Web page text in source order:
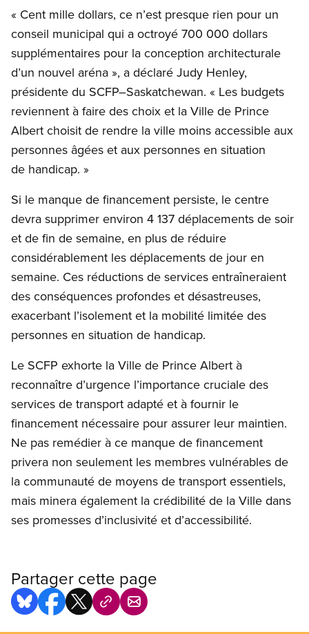
« Cent mille dollars, ce n’est presque rien pour un
conseil municipal qui a octroyé 700 000 dollars
supplémentaires pour la conception architecturale
d’un nouvel aréna », a déclaré Judy Henley,
présidente du SCFP–Saskatchewan. « Les budgets
reviennent à faire des choix et la Ville de Prince
Albert choisit de rendre la ville moins accessible aux
personnes âgées et aux personnes en situation
de handicap. »
Si le manque de financement persiste, le centre
devra supprimer environ 4 137 déplacements de soir
et de fin de semaine, en plus de réduire
considérablement les déplacements de jour en
semaine. Ces réductions de services entraîneraient
des conséquences profondes et désastreuses,
exacerbant l’isolement et la mobilité limitée des
personnes en situation de handicap.
Le SCFP exhorte la Ville de Prince Albert à
reconnaître d’urgence l’importance cruciale des
services de transport adapté et à fournir le
financement nécessaire pour assurer leur maintien.
Ne pas remédier à ce manque de financement
privera non seulement les membres vulnérables de
la communauté de moyens de transport essentiels,
mais minera également la crédibilité de la Ville dans
ses promesses d’inclusivité et d’accessibilité.
Partager cette page